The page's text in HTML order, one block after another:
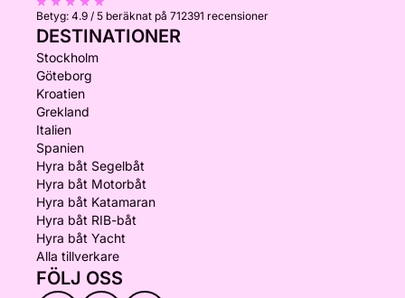
Betyg: 4.9 / 5 beräknat på 712391 recensioner
DESTINATIONER
Stockholm
Göteborg
Kroatien
Grekland
Italien
Spanien
Hyra båt Segelbåt
Hyra båt Motorbåt
Hyra båt Katamaran
Hyra båt RIB-båt
Hyra båt Yacht
Alla tillverkare
FÖLJ OSS